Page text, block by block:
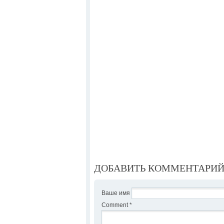
ДОБАВИТЬ КОММЕНТАРИЙ
Ваше имя
Comment *